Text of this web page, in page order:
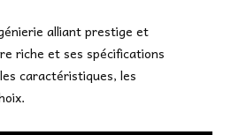
alliant prestige et
riche et ses spécifications
caractéristiques, les